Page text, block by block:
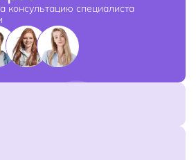
консультацию специалиста